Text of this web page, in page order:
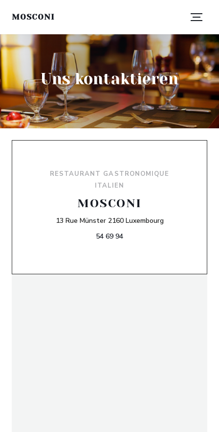
MOSCONI
Uns kontaktieren
RESTAURANT GASTRONOMIQUE
ITALIEN
MOSCONI
13 Rue Münster 2160 Luxembourg((öffnet ein
54 69 94